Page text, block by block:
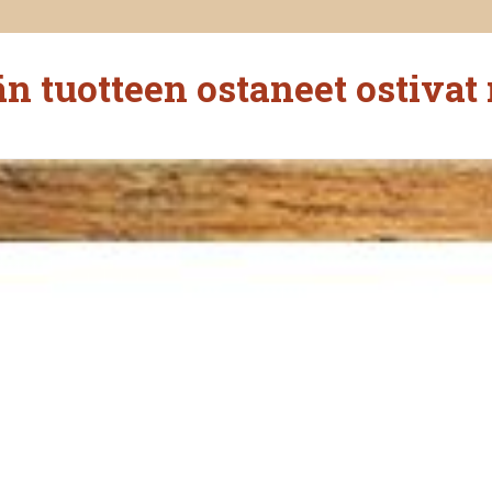
tuotteen ostaneet ostivat